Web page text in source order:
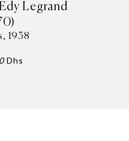
Legrand
1938
Dhs